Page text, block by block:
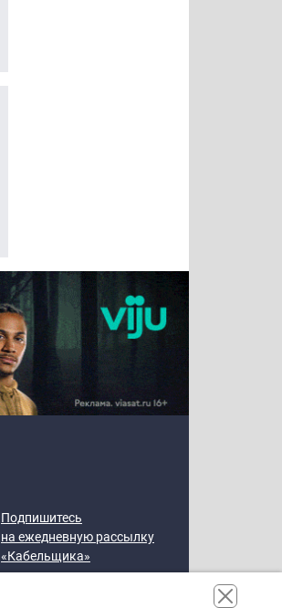
Подпишитесь
на ежедневную рассылку
«Кабельщика»